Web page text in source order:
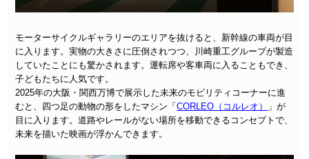
モーターサイクルギャラリーのエリアを抜けると、新幹線の車両が目
に入ります。実物の大きさに圧倒されつつ、川崎重工グループが製造
していたことにも驚かされます。運転席や客車両に入ることもでき、
子どもたちに人気です。
2025年の大阪・関西万博で展示した未来のモビリティコーナーに進
むと、四つ足の動物の形をしたマシン「CORLEO（コルレオ）
」が
目に入ります。道路やレールがない場所を移動できるコンセプトで、
未来を描いた映画が浮かんできます。